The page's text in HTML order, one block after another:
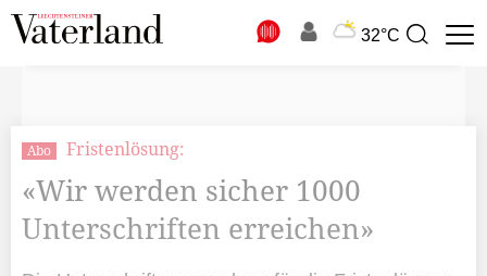
32°C
Suchbegriff
Abo Fristenlösung:
«Wir werden sicher 1000
Unterschriften erreichen»